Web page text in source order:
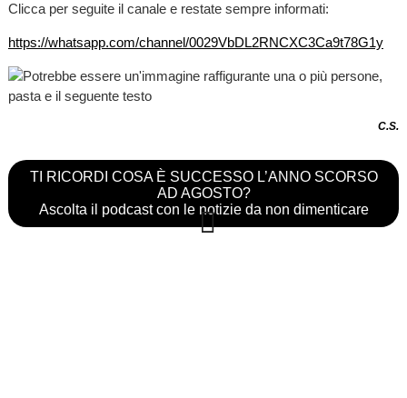
Clicca per seguite il canale e restate sempre informati:
https://whatsapp.com/channel/0029VbDL2RNCXC3Ca9t78G1y
C.S.
TI RICORDI COSA È SUCCESSO L’ANNO SCORSO
AD AGOSTO?
Ascolta il podcast con le notizie da non dimenticare